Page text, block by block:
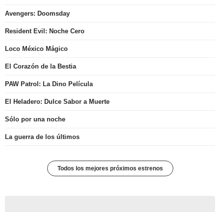
Avengers: Doomsday
Resident Evil: Noche Cero
Loco México Mágico
El Corazón de la Bestia
PAW Patrol: La Dino Película
El Heladero: Dulce Sabor a Muerte
Sólo por una noche
La guerra de los últimos
Todos los mejores próximos estrenos